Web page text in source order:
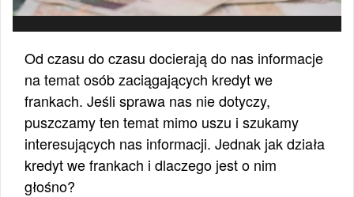
Od czasu do czasu docierają do nas informacje
na temat osób zaciągających kredyt we
frankach. Jeśli sprawa nas nie dotyczy,
puszczamy ten temat mimo uszu i szukamy
interesujących nas informacji. Jednak jak działa
kredyt we frankach i dlaczego jest o nim
głośno?